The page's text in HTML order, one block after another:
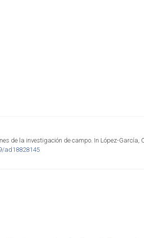
de la investigación de campo. In López-García,
ad18828145